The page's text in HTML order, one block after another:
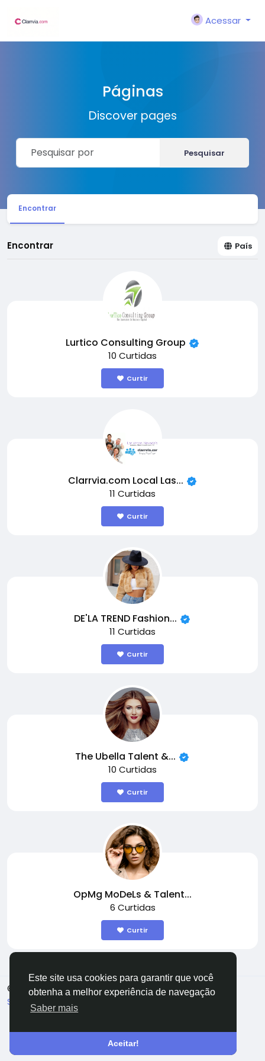
Este site usa cookies para garantir que você
obtenha a melhor experiência de navegação
Saber mais
Aceitar!
Acessar
Páginas
Discover pages
Pesquisar
Encontrar
Encontrar País
Lurtico Consulting Group
10 Curtidas
Curtir
Clarrvia.com Local Las...
11 Curtidas
Curtir
DE'LA TREND Fashion...
11 Curtidas
Curtir
The Ubella Talent &...
10 Curtidas
Curtir
OpMg MoDeLs & Talent...
6 Curtidas
Curtir
© 2026
Portuguese (Brazil)
Sobre Termos